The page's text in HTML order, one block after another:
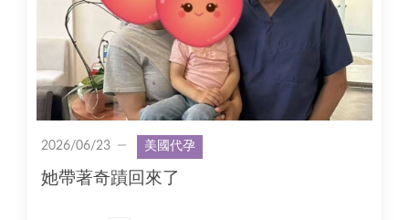
2026/06/23 美國代孕
她帶著奇蹟回來了